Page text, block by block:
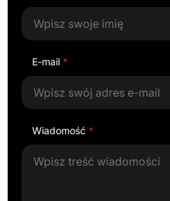
E-mail *
Wiadomość *